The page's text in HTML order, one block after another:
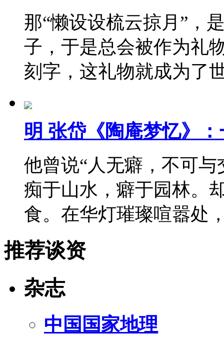
那“懒设设梳云掠月”，
子，于是总会被作为礼
刻字，这礼物就成为
明 张岱《陶庵梦忆》
他曾说“人无癖，不可
痴于山水，癖于园林。
食。在华灯璀璨喧嚣
推荐谈资
杂志
中国国家地理